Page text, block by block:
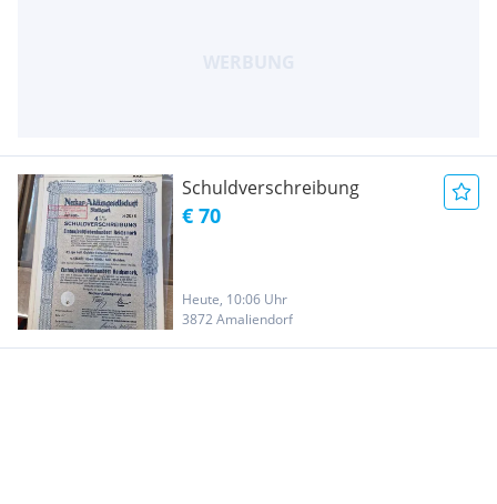
Schuldverschreibung
€ 70
Heute, 10:06 Uhr
3872 Amaliendorf